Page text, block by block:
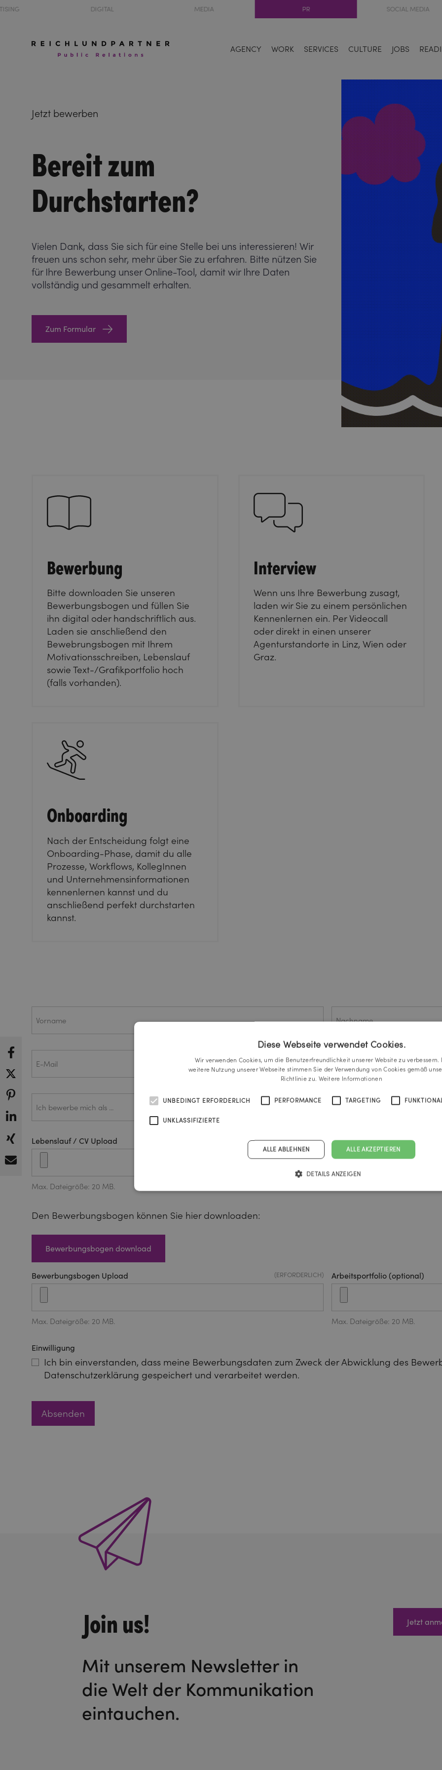
DIGITAL MEDIA PR SOCIAL MEDIA
AGENCY WORK SERVICES CULTURE JOBS
Jetzt bewerben
Bereit zum
Durchstarten?
Vielen Dank, dass Sie sich für eine Stelle bei uns interessieren! Wir
freuen uns schon sehr, mehr über Sie zu erfahren. Bitte nützen Sie
für Ihre Bewerbung unser Online-Tool, damit wir Ihre Daten
vollständig und gesammelt erhalten.
Zum Formular
Bewerbung
Bitte downloaden Sie unseren
Bewerbungsbogen und füllen Sie
ihn digital oder handschriftlich aus.
Laden sie anschließend den
Bewebrungsbogen mit Ihrem
Motivationsschreiben, Lebenslauf
sowie Text-/Grafikportfolio hoch
(falls vorhanden).
Interview
Wenn uns Ihre Bewerbung zusagt,
laden wir Sie zu einem persönlichen
Kennenlernen ein. Per Videocall
oder direkt in einen unserer
Agenturstandorte in Linz, Wien oder
Graz.
Onboarding
Nach der Entscheidung folgt eine
Onboarding-Phase, damit du alle
Prozesse, Workflows, KollegInnen
und Unternehmensinformationen
kennenlernen kannst und du
anschließend perfekt durchstarten
kannst.
Name
Nachname
E-
Mail
Ich
bewerbe
mich als
…*
(ERFORDERLICH) Standort (ERFORDERLICH)
Lebenslauf / CV Upload (ERFORDERLICH)
Max. Dateigröße: 20 MB.
Motiviationsschreiben Upload
Den Bewerbungsbogen können Sie hier downloaden:
Bewerbungsbogen download
Bewerbungsbogen Upload (ERFORDERLICH)
Max. Dateigröße: 20 MB.
Arbeitsportfolio (optional)
Max. Dateigröße: 20 MB.
Einwilligung
Ich bin einverstanden, dass meine Bewerbungsdaten zum Zweck der Abwicklung des
Datenschutzerklärung gespeichert und verarbeitet werden.
Join us!
Mit unserem Newsletter in
die Welt der Kommunikation
eintauchen.
Jetzt
Diese Webseite verwendet Cookies.
Wir verwenden Cookies, um die Benutzerfreundlichkeit unserer Website zu verbessern.
weitere Nutzung unserer Webseite stimmen Sie der Verwendung von Cookies gemäß
Richtlinie zu. Weitere Informationen
UNBEDINGT ERFORDERLICH PERFORMANCE TARGETING
UNKLASSIFIZIERTE
ALLE AKZEPTIEREN
ALLE ABLEHNEN
DETAILS ANZEIGEN